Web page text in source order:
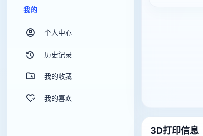
我的
个人中心
历史记录
我的收藏
我的喜欢
3D打印信息